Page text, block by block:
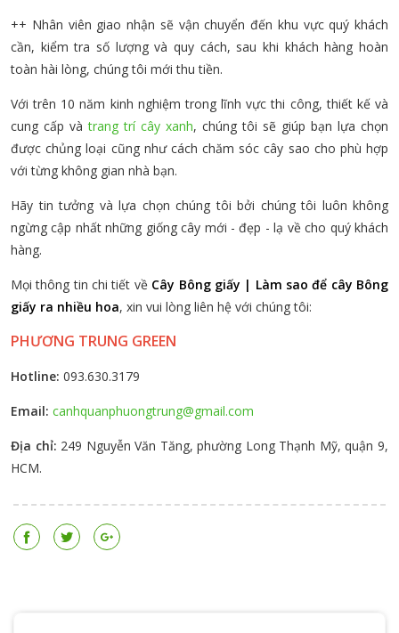
++ Nhân viên giao nhận sẽ vận chuyển đến khu vực quý khách
cần, kiểm tra số lượng và quy cách, sau khi khách hàng hoàn
toàn hài lòng, chúng tôi mới thu tiền.
Với trên 10 năm kinh nghiệm trong lĩnh vực thi công, thiết kế và
cung cấp vàtrang trí cây xanh, chúng tôi sẽ giúp bạn lựa chọn
được chủng loại cũng như cách chăm sóc cây sao cho phù hợp
với từng không gian nhà bạn.
Hãy tin tưởng và lựa chọn chúng tôi bởi chúng tôi luôn không
ngừng cập nhất những giống cây mới - đẹp - lạ về cho quý khách
hàng.
Mọi thông tin chi tiết về Cây Bông giấy | Làm sao để cây Bông
giấy ra nhiều hoa, xin vui lòng liên hệ với chúng tôi:
PHƯƠNG TRUNG GREEN
Hotline: 093.630.3179
Email: canhquanphuongtrung@gmail.com
Địa chỉ: 249 Nguyễn Văn Tăng, phường Long Thạnh Mỹ, quận 9,
HCM.